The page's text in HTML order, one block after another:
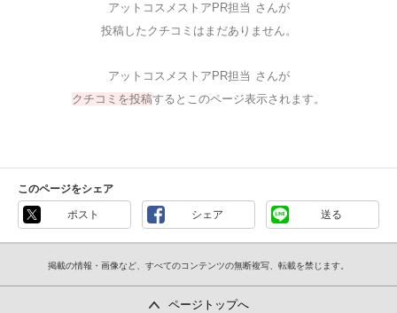
アットコスメストアPR担当 さんが
投稿したクチコミはまだありません。
アットコスメストアPR担当 さんが
クチコミを投稿するとこのページ表示されます。
このページをシェア
ポスト シェア 送る
掲載の情報・画像など、すべてのコンテンツの無断複写、転載を禁じます。
ページトップへ